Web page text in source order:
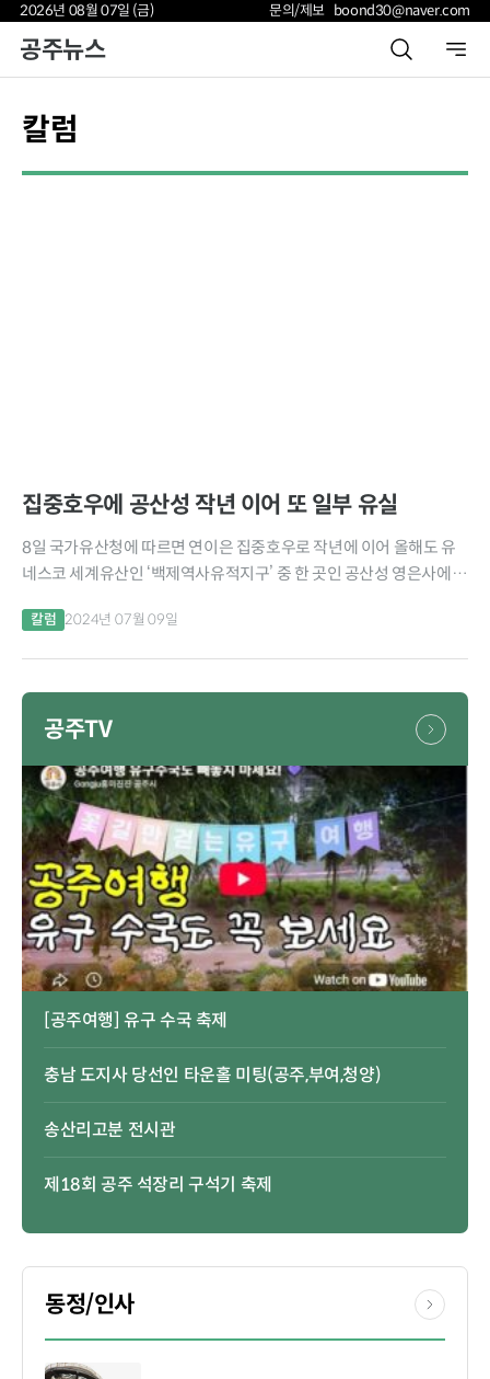
2026년 08월 07일 (금) 문의/제보 boond30@naver.com
공주뉴스
칼럼
집중호우에 공산성 작년 이어 또 일부 유실
8일 국가유산청에 따르면 연이은 집중호우로 작년에 이어 올해도 유
네스코 세계유산인 ‘백제역사유적지구’ 중 한 곳인 공산성 영은사에서
작년 7월 집중호우로 만하루 누각 일대가 물에 잠기고,...
칼럼 2024년 07월 09일
공주TV
[공주여행] 유구 수국 축제
충남 도지사 당선인 타운홀 미팅(공주,부여,청양)
송산리고분 전시관
제18회 공주 석장리 구석기 축제
동정/인사